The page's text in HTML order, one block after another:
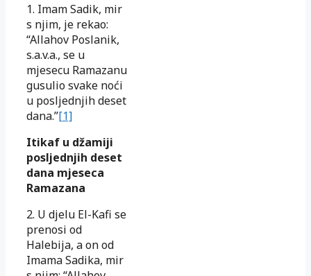
1. Imam Sadik, mir
s njim, je rekao:
“Allahov Poslanik,
s.a.v.a., se u
mjesecu Ramazanu
gusulio svake noći
u posljednjih deset
dana.”[1]
Itikaf u džamiji
posljednjih deset
dana mjeseca
Ramazana
2. U djelu El-Kafi se
prenosi od
Halebija, a on od
Imama Sadika, mir